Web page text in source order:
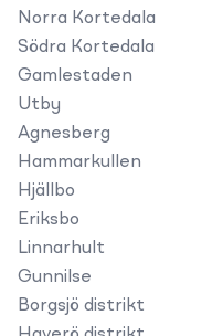
Norra Kortedala
Södra Kortedala
Gamlestaden
Utby
Agnesberg
Hammarkullen
Hjällbo
Eriksbo
Linnarhult
Gunnilse
Borgsjö distrikt